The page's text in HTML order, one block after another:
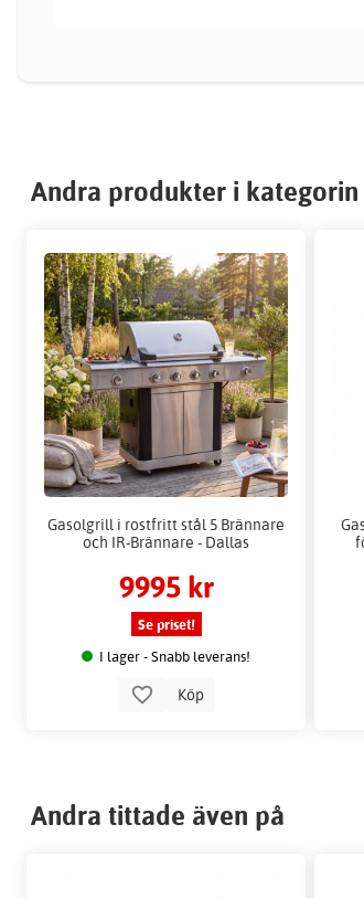
Andra produkter i
Gasolgrill i rostfritt stål 5 Brännare
och IR-Brännare - Dallas
9995 kr
Se priset!
I lager - Snabb leverans!
Köp
Andra tittade även på